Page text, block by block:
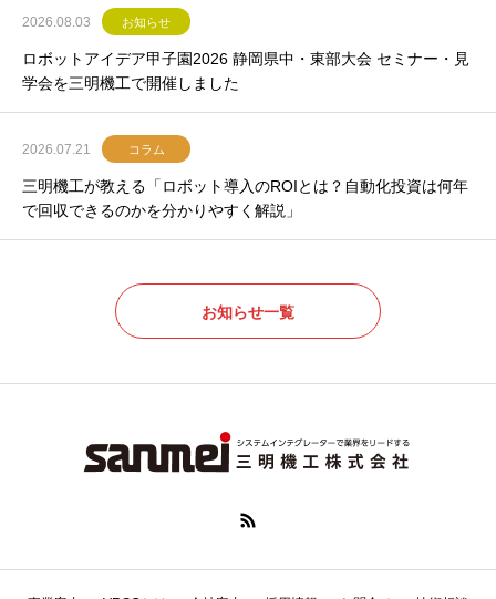
2026.08.03 お知らせ
ロボットアイデア甲子園2026 静岡県中・東部大会 セミナー・見
学会を三明機工で開催しました
2026.07.21 コラム
三明機工が教える「ロボット導入のROIとは？自動化投資は何年
で回収できるのかを分かりやすく解説」
お知らせ一覧